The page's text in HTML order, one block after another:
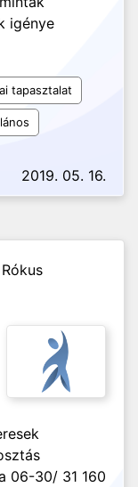
igénye
tapasztalat
2019. 05. 16.
06-30/ 31 160